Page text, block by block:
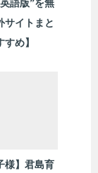
語版”を無
サイトまと
め】
様】君島育